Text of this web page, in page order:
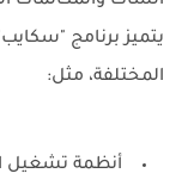
يتميز برنامج
المختلفة، مثل:
أنظمة تشغيل